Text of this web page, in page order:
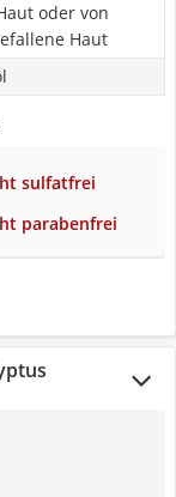
oder von
Haut
sulfatfrei
parabenfrei